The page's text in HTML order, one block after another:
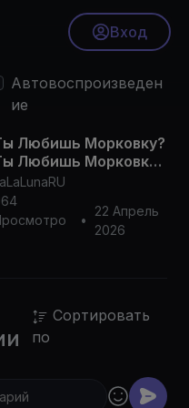
Вход
Автовоспроизведен
ие
Любишь Морковку?
Любишь Морковку
Вареньем? Детская
| Песни для
•
22 Апрель
2026
Сортировать
по